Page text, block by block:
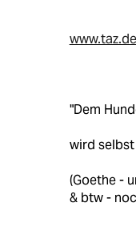
"Dem
wird selbst
(Goethe -
& btw -